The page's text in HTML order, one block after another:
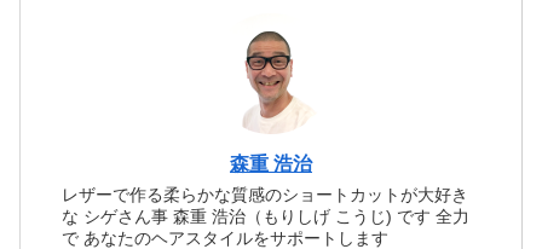
森重 浩治
レザーで作る柔らかな質感のショートカットが大好き
な シゲさん事 森重 浩治（もりしげ こうじ) です 全力
で あなたのヘアスタイルをサポートします